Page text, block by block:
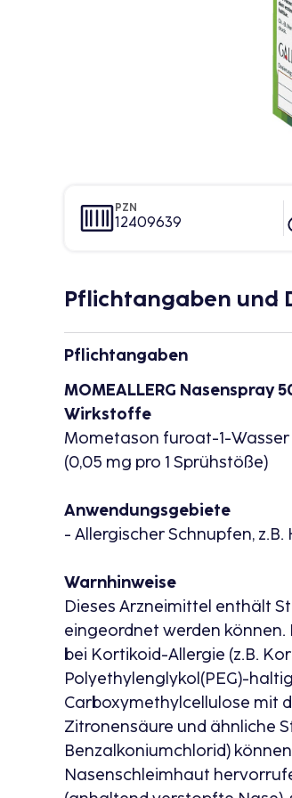
PZN
12409639
Pflichtangaben und
Pflichtangaben
MOMEALLERG
Wirkstoffe
Mometason furoat-1-
(0,05 mg pro 1 Sprühstöße)
Anwendungsgebiete
- Allergischer Schnupfen,
Warnhinweise
Dieses Arzneimittel enthält
eingeordnet werden können.
bei Kortikoid-Allergie (z.B.
Polyethylenglykol(PEG)-
Carboxymethylcellulose mit
Zitronensäure und ähnliche
Benzalkoniumchlorid)
Nasenschleimhaut